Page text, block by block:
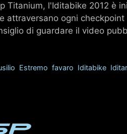
Titanium, l'Iditabike 2012 è
attraversano ogni
di guardare il video
Estremo ,favaro Iditabike